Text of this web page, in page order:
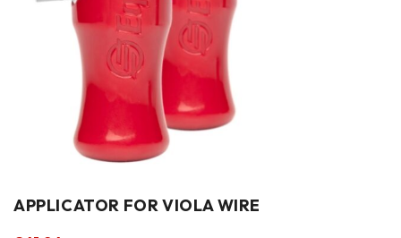
APPLICATOR FOR VIOLA WIRE